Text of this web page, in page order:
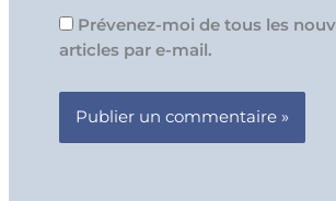
Prévenez-moi de tous les
articles par e-mail.